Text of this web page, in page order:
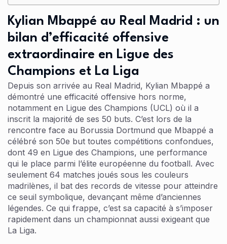
Kylian Mbappé au Real Madrid : un
bilan d’efficacité offensive
extraordinaire en Ligue des
Champions et La Liga
Depuis son arrivée au Real Madrid, Kylian Mbappé a
démontré une efficacité offensive hors norme,
notamment en Ligue des Champions (UCL) où il a
inscrit la majorité de ses 50 buts. C’est lors de la
rencontre face au Borussia Dortmund que Mbappé a
célébré son 50e but toutes compétitions confondues,
dont 49 en Ligue des Champions, une performance
qui le place parmi l’élite européenne du football. Avec
seulement 64 matches joués sous les couleurs
madrilènes, il bat des records de vitesse pour atteindre
ce seuil symbolique, devançant même d’anciennes
légendes. Ce qui frappe, c’est sa capacité à s’imposer
rapidement dans un championnat aussi exigeant que
La Liga.